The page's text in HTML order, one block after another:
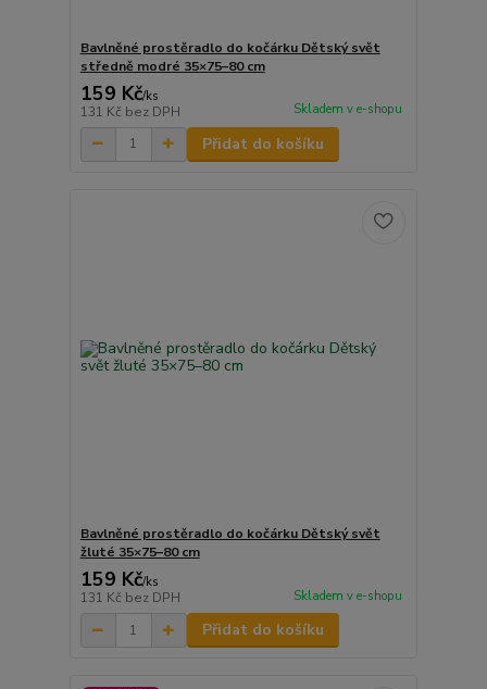
Bavlněné prostěradlo do kočárku Dětský svět
středně modré 35×75–80 cm
159 Kč/ks
131 Kč bez DPH Skladem v e-shopu
Přidat do košíku
Bavlněné prostěradlo do kočárku Dětský svět
žluté 35×75–80 cm
159 Kč/ks
131 Kč bez DPH Skladem v e-shopu
Přidat do košíku